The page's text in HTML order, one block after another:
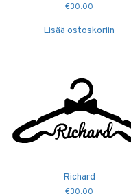
€30.00
Lisää ostoskoriin
Richard